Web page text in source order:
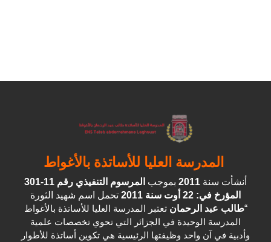
أنشأت سنة 2011 بموجب
المرسوم التنفيذي رقم 11-301
المؤرخ في: 22 أوت سنة 2011
تحمل اسم شهيد الثورة
“طالب عبد الرحمان تعتبر المدرسة العليا للأساتذة بالأغواط
المدرسة الوحيدة في الجزائر التي تحوي تخصصات علمية
وأدبية في آن واحد وظيفتها الرئيسية هي تكوين أساتذة للأطوار